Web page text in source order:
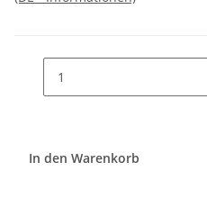
In den Warenkorb